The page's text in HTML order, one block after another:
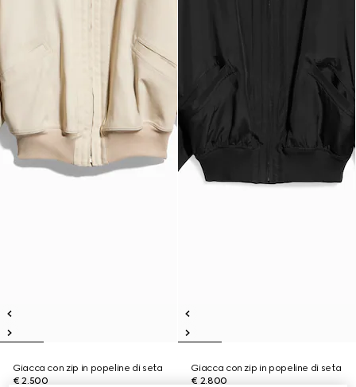
Giacca con zip in popeline di seta
€ 2.500
Giacca con zip in popeline di seta
€ 2.800